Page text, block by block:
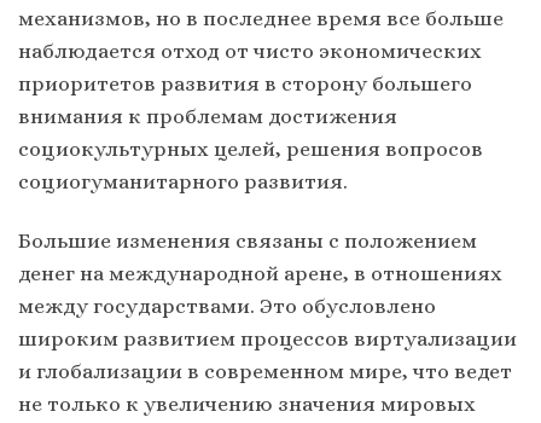
механизмов, но в последнее время все больше
наблюдается отход от чисто экономических
приоритетов развития в сторону большего
внимания к проблемам достижения
социокультурных целей, решения вопросов
социогуманитарного развития.
Большие изменения связаны с положением
денег на международной арене, в отношениях
между государствами. Это обусловлено
широким развитием процессов виртуализации
и глобализации в современном мире, что ведет
не только к увеличению значения мировых